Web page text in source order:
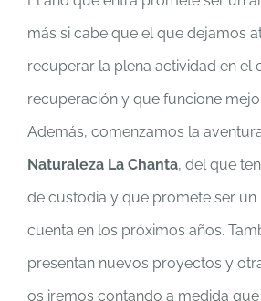
más si cabe que el que dejamos
recuperar la plena actividad en el
recuperación y que funcione
Además, comenzamos la
Naturaleza La Chanta, del que
de custodia y que promete ser un
cuenta en los próximos años.
presentan nuevos proyectos y
os iremos contando a medida